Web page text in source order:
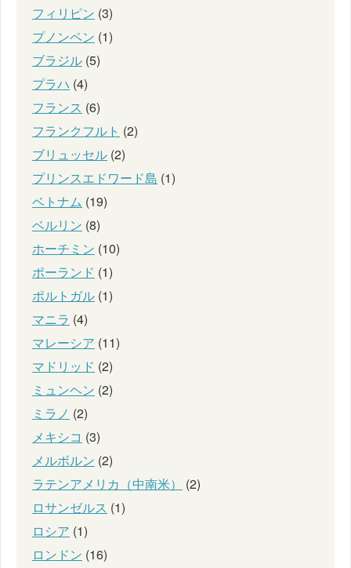
フィリピン (3)
プノンペン (1)
ブラジル (5)
プラハ (4)
フランス (6)
フランクフルト (2)
ブリュッセル (2)
プリンスエドワード島 (1)
ベトナム (19)
ベルリン (8)
ホーチミン (10)
ポーランド (1)
ポルトガル (1)
マニラ (4)
マレーシア (11)
マドリッド (2)
ミュンヘン (2)
ミラノ (2)
メキシコ (3)
メルボルン (2)
ラテンアメリカ（中南米）
(2)
ロサンゼルス (1)
ロシア (1)
ロンドン (16)